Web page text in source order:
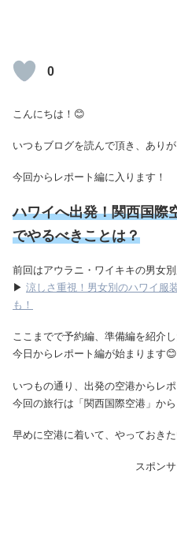
0
こんにちは！😊
いつもブログを読んで頂き、ありが
今回からレポート編に入ります！
ハワイへ出発！関西国際
でやるべきことは？
前回はアウラニ・ワイキキの男女
▶ 涼しさ重視！男女別のハワイ服
も！
ここまでで予約編、準備編を紹介
今日からレポート編が始まります
いつもの通り、出発の空港からレポ
今回の旅行は「関西国際空港」か
早めに空港に着いて、やっておき
スポン